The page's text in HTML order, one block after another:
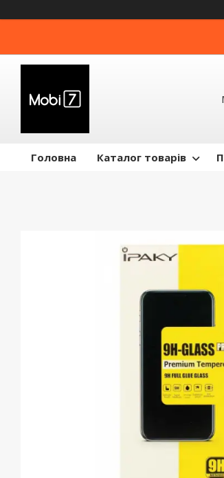
Головна Каталог товарів